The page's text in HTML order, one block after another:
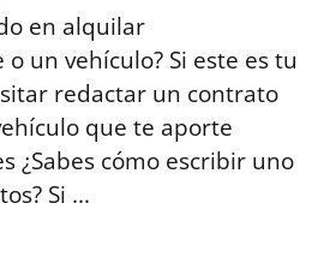
en alquilar
un vehículo? Si este es tu
redactar un contrato
que te aporte
¿Sabes cómo escribir uno
Si ...